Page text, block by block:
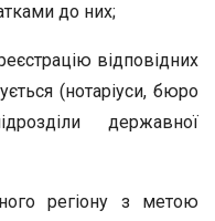
до них;
відповідних
(нотаріуси, бюро
державної
регіону з метою